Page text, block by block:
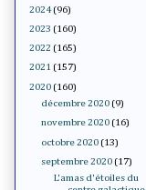
2024 (96)
2023 (160)
2022 (165)
2021 (157)
2020 (160)
décembre 2020 (9)
novembre 2020 (16)
octobre 2020 (13)
septembre 2020 (17)
L'amas d'étoiles du